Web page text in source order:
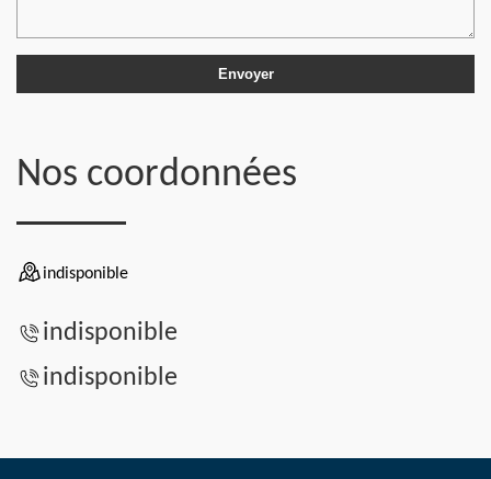
Nos coordonnées
indisponible
indisponible
indisponible